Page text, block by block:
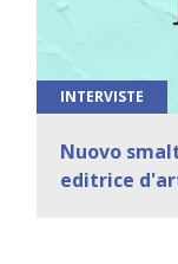
INTERVISTE
Nuovo
editrice